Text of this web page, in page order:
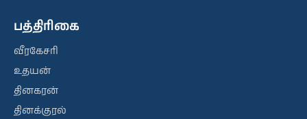
பத்திரிகை
வீரகேசரி
உதயன்
தினகரன்
தினக்குரல்